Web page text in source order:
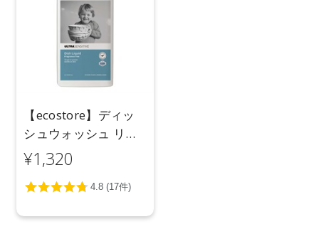
【ecostore】ディッ
シュウォッシュ リキ
ッド ＜無香料＞ 1L
¥1,320